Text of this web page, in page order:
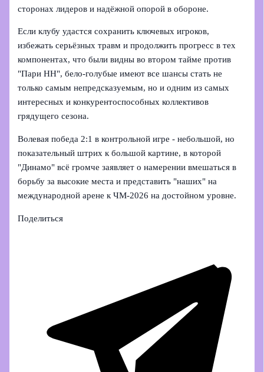
сторонах лидеров и надёжной опорой в обороне.
Если клубу удастся сохранить ключевых игроков,
избежать серьёзных травм и продолжить прогресс в тех
компонентах, что были видны во втором тайме против
"Пари НН", бело-голубые имеют все шансы стать не
только самым непредсказуемым, но и одним из самых
интересных и конкурентоспособных коллективов
грядущего сезона.
Волевая победа 2:1 в контрольной игре - небольшой, но
показательный штрих к большой картине, в которой
"Динамо" всё громче заявляет о намерении вмешаться в
борьбу за высокие места и представить "наших" на
международной арене к ЧМ‑2026 на достойном уровне.
Поделиться